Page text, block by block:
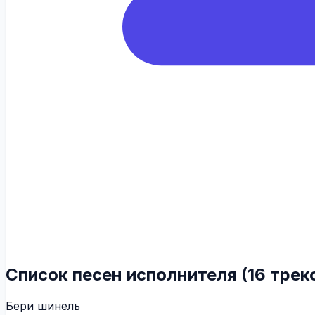
Список песен исполнителя (16
Бери шинель